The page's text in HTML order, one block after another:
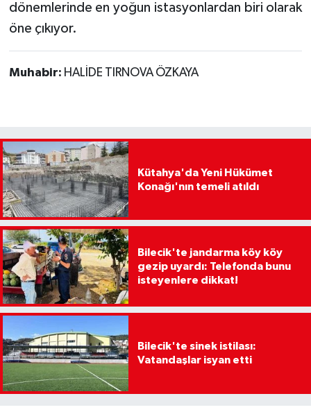
dönemlerinde en yoğun istasyonlardan biri olarak
öne çıkıyor.
Muhabir: HALİDE TIRNOVA ÖZKAYA
Kütahya'da Yeni Hükümet
Konağı'nın temeli atıldı
Bilecik'te jandarma köy köy
gezip uyardı: Telefonda bunu
isteyenlere dikkat!
Bilecik'te sinek istilası:
Vatandaşlar isyan etti